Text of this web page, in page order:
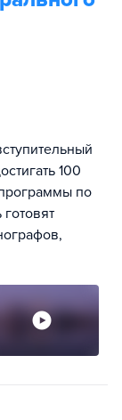
100
по